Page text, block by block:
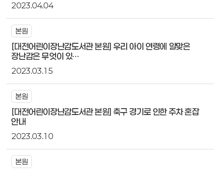
2023.04.04
본원
[대전어린이장난감도서관 본원] 우리 아이 연령에 알맞은
장난감은 무엇이 있…
2023.03.15
본원
[대전어린이장난감도서관 본원] 축구 경기로 인한 주차 혼잡
안내
2023.03.10
본원